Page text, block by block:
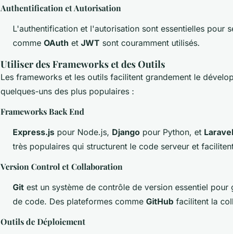
Authentification et Autorisation
L'authentification et l'autorisation sont essentielles pour
comme OAuth et JWT sont couramment utilisés.
Utiliser des Frameworks et des Outils
Les frameworks et les outils facilitent grandement le
quelques-uns des plus populaires :
Frameworks Back End
Express.js pour Node.js, Django pour Python, et Laravel
très populaires qui structurent le code serveur et
Version Control et Collaboration
Git est un système de contrôle de version essentiel
de code. Des plateformes comme GitHub facilitent la
Outils de Déploiement